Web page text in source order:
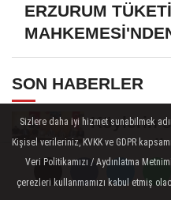
ERZURUM
SON HABERLER
Köylerin
incelendi
Bronz
Sizlere daha iyi hizmet sunabilmek
Kişisel verileriniz, KVKK ve GDPR
Veri Politikamızı / Aydınlatma
çerezleri kullanmamızı kabul etmiş